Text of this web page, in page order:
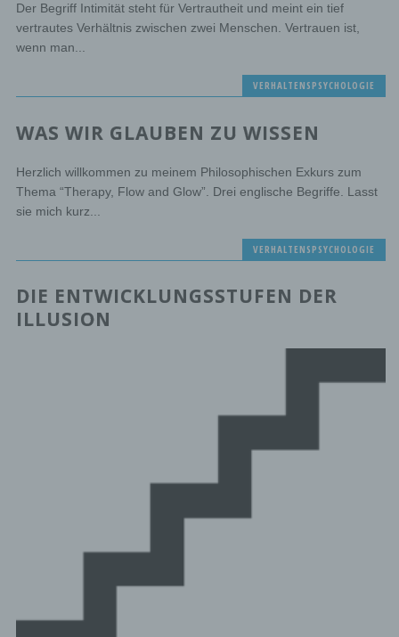
Der Begriff Intimität steht für Vertrautheit und meint ein tief
vertrautes Verhältnis zwischen zwei Menschen. Vertrauen ist,
wenn man...
VERHALTENSPSYCHOLOGIE
WAS WIR GLAUBEN ZU WISSEN
Herzlich willkommen zu meinem Philosophischen Exkurs zum
Thema “Therapy, Flow and Glow”. Drei englische Begriffe. Lasst
sie mich kurz...
VERHALTENSPSYCHOLOGIE
DIE ENTWICKLUNGSSTUFEN DER
ILLUSION